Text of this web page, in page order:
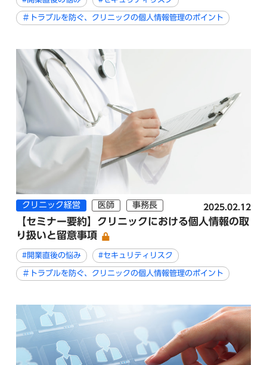
＃トラブルを防ぐ、クリニックの個人情報管理のポイント
クリニック経営 医師 事務長 2025.02.12
【セミナー要約】クリニックにおける個人情報の取
り扱いと留意事項
#開業直後の悩み #セキュリティリスク
＃トラブルを防ぐ、クリニックの個人情報管理のポイント